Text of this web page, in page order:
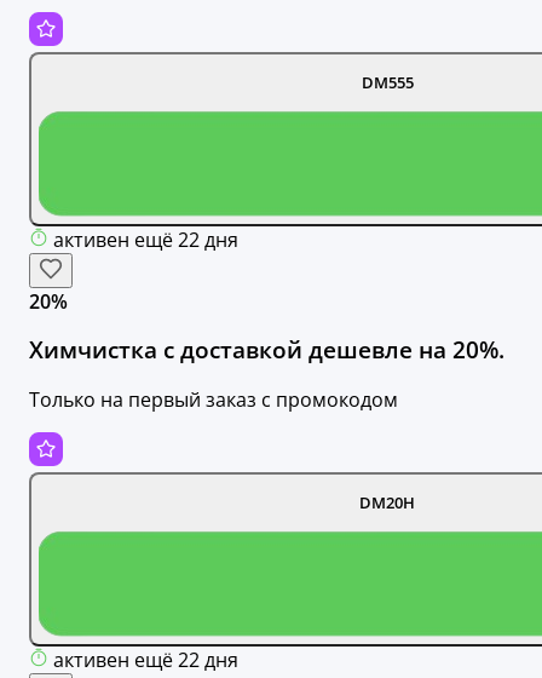
DM555
активен ещё 22 дня
20%
Химчистка с доставкой дешевле на 20%.
Только на первый заказ с промокодом
DM20H
активен ещё 22 дня